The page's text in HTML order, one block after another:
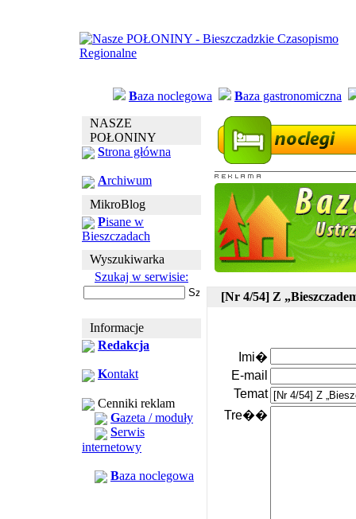
Baza noclegowa Baza gastronomiczna
NASZE
POŁONINY
Strona główna
Archiwum
MikroBlog
Pisane w
Bieszczadach
Wyszukiwarka
Szukaj w serwisie:
Informacje
Redakcja
Kontakt
Cenniki reklam
Gazeta / moduły
Serwis
internetowy
Baza noclegowa
[Nr 4/54] Z
Imi�
E-mail
Temat
Tre��